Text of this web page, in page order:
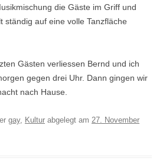
die Gäste im Griff und
ständig auf eine volle Tanzfläche
Gästen verliessen Bernd und ich
gegen drei Uhr. Dann gingen wir
nach Hause.
gay, Kultur abgelegt am 27. November